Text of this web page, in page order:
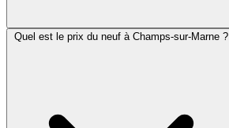
Quel est le prix du neuf à Champs-sur-Marne ?